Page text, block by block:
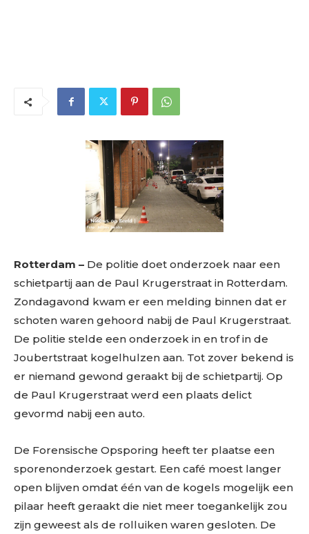
Rotterdam – De politie doet onderzoek naar een
schietpartij aan de Paul Krugerstraat in Rotterdam.
Zondagavond kwam er een melding binnen dat er
schoten waren gehoord nabij de Paul Krugerstraat.
De politie stelde een onderzoek in en trof in de
Joubertstraat kogelhulzen aan. Tot zover bekend is
er niemand gewond geraakt bij de schietpartij. Op
de Paul Krugerstraat werd een plaats delict
gevormd nabij een auto.
De Forensische Opsporing heeft ter plaatse een
sporenonderzoek gestart. Een café moest langer
open blijven omdat één van de kogels mogelijk een
pilaar heeft geraakt die niet meer toegankelijk zou
zijn geweest als de rolluiken waren gesloten. De